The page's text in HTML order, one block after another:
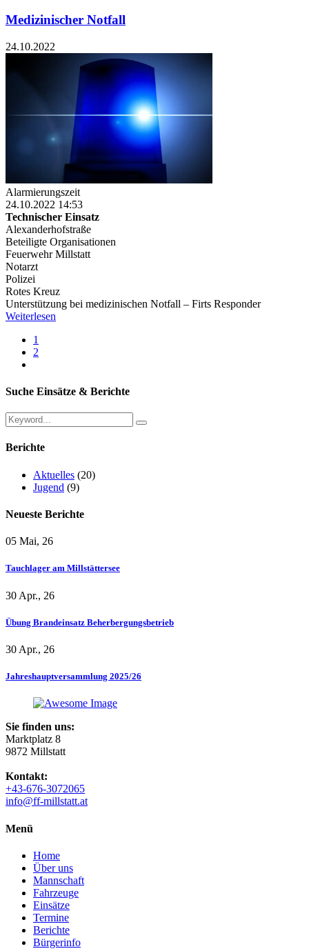
Medizinischer Notfall
24.10.2022
Alarmierungszeit
24.10.2022 14:53
Technischer Einsatz
Alexanderhofstraße
Beteiligte Organisationen
Feuerwehr Millstatt
Notarzt
Polizei
Rotes Kreuz
Unterstützung bei medizinischen Notfall – Firts Responder
Weiterlesen
1
2
Suche Einsätze & Berichte
Berichte
Aktuelles (20)
Jugend (9)
Neueste Berichte
05 Mai, 26
Tauchlager am Millstättersee
30 Apr., 26
Übung Brandeinsatz Beherbergungsbetrieb
30 Apr., 26
Jahreshauptversammlung 2025/26
Sie finden uns:
Marktplatz 8
9872 Millstatt
Kontakt:
+43-676-3072065
info@ff-millstatt.at
Menü
Home
Über uns
Mannschaft
Fahrzeuge
Einsätze
Termine
Berichte
Bürgerinfo